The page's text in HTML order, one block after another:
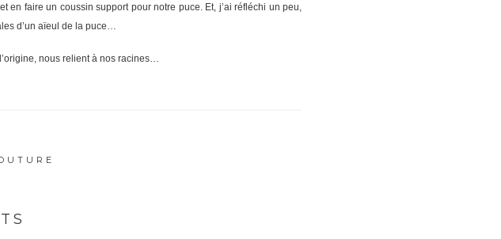
faire un coussin support pour notre puce. Et, j’ai réfléchi un peu,
d’un aïeul de la puce…
nous relient à nos racines…